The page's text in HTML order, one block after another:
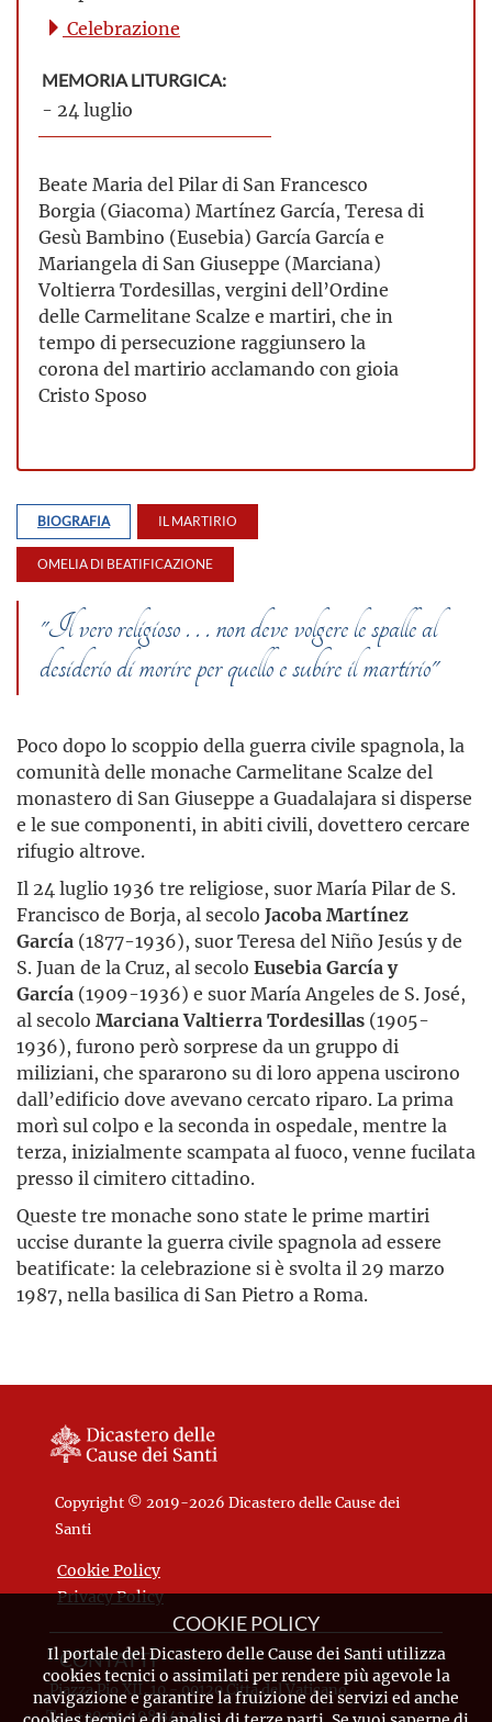
Celebrazione
MEMORIA LITURGICA:
- 24 luglio
Beate Maria del Pilar di San Francesco
Borgia (Giacoma) Martínez García, Teresa di
Gesù Bambino (Eusebia) García García e
Mariangela di San Giuseppe (Marciana)
Voltierra Tordesillas, vergini dell’Ordine
delle Carmelitane Scalze e martiri, che in
tempo di persecuzione raggiunsero la
corona del martirio acclamando con gioia
Cristo Sposo
BIOGRAFIA IL MARTIRIO
OMELIA DI BEATIFICAZIONE
"Il vero religioso . . . non deve volgere le spalle al
desiderio di morire per quello e subire il martirio"
Poco dopo lo scoppio della guerra civile spagnola, la
comunità delle monache Carmelitane Scalze del
monastero di San Giuseppe a Guadalajara si disperse
e le sue componenti, in abiti civili, dovettero cercare
rifugio altrove.
Il 24 luglio 1936 tre religiose, suor María Pilar de S.
Francisco de Borja, al secolo Jacoba Martínez
García (1877-1936), suor Teresa del Niño Jesús y de
S. Juan de la Cruz, al secolo Eusebia García y
García (1909-1936) e suor María Angeles de S. José,
al secolo Marciana Valtierra Tordesillas (1905-
1936), furono però sorprese da un gruppo di
miliziani, che spararono su di loro appena uscirono
dall’edificio dove avevano cercato riparo. La prima
morì sul colpo e la seconda in ospedale, mentre la
terza, inizialmente scampata al fuoco, venne fucilata
presso il cimitero cittadino.
Queste tre monache sono state le prime martiri
uccise durante la guerra civile spagnola ad essere
beatificate: la celebrazione si è svolta il 29 marzo
1987, nella basilica di San Pietro a Roma.
Copyright © 2019-2026 Dicastero delle Cause dei
Santi
Cookie Policy
Privacy Policy
CONTATTI
Piazza Pio XII, 10 - 00120 Città del Vaticano
Tel. +39.06.698.842.44
COOKIE POLICY
Il portale del Dicastero delle Cause dei Santi utilizza
cookies tecnici o assimilati per rendere più agevole la
navigazione e garantire la fruizione dei servizi ed anche